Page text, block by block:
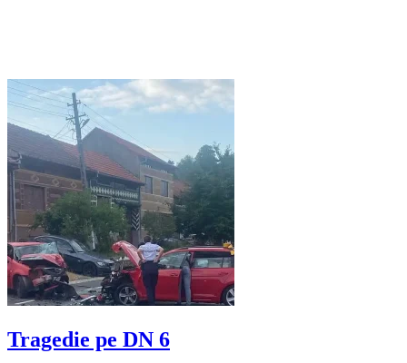
Tragedie pe DN 6